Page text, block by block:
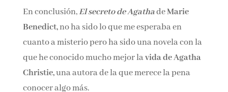
manera de pensar de ese momento del pasado
y el papel de la mujer en esos años en los que lo
que había que ser, ante todo, era buena esposa.
En conclusión,El secreto de AgathadeMarie
Benedict,no ha sido lo que me esperaba en